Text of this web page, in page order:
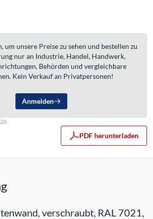
um unsere Preise zu sehen und bestellen zu
nur an Industrie, Handel, Handwerk,
Behörden und vergleichbare
Kein Verkauf an Privatpersonen!
Anmelden
PDF herunterladen
verschraubt, RAL 7021,